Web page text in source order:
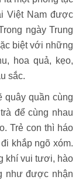
Việt Nam được
ngày Trung
biệt với những
hoa quả, kẹo,
sắc.
quây quần cùng
để cùng nhau
Trẻ con thì háo
khắp ngõ xóm.
khí vui tươi, hào
như được nhận